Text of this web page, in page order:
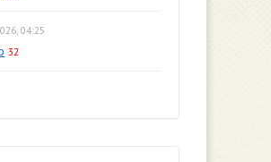
04:25
32